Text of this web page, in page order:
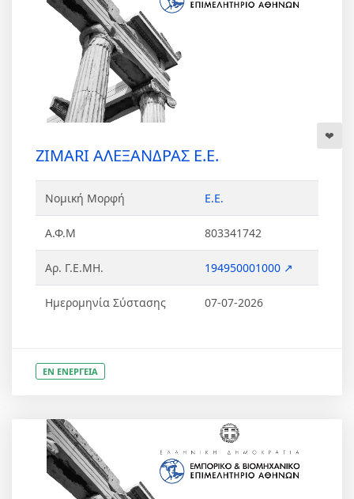
ZIMARI ΑΛΕΞΑΝΔΡΑΣ Ε.Ε.
Νομική Μορφή Ε.Ε.
Α.Φ.Μ 803341742
Αρ. Γ.Ε.ΜΗ. 194950001000 ↗
Ημερομηνία Σύστασης 07-07-2026
ΕΝ ΕΝΕΡΓΕΙΑ